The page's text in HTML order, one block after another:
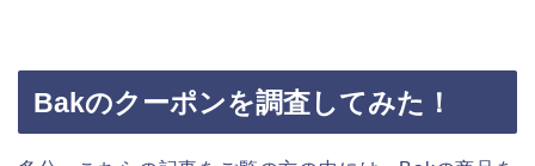
Bakのクーポンを調査してみた！